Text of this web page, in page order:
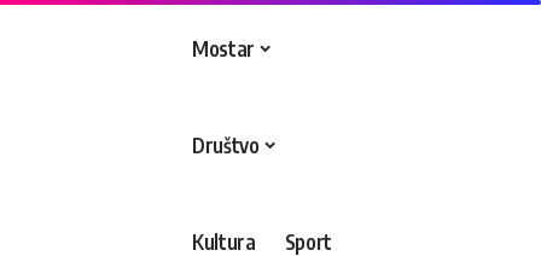
Mostar
Društvo
Kultura Sport